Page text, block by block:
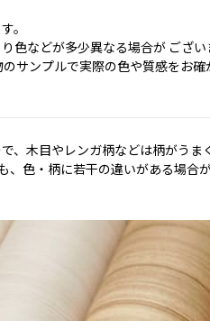
。
色などが多少異なる場合が ござ
サンプルで実際の色や質感をお
、木目やレンガ柄などは柄がうま
、色・柄に若干の違いがある場合